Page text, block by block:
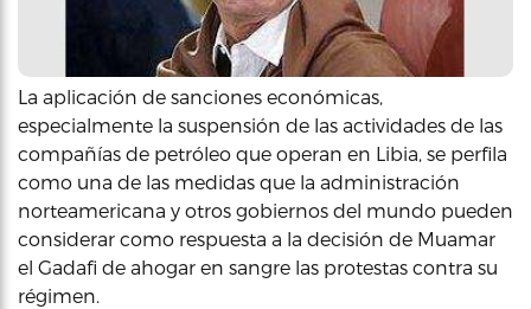
La aplicación de sanciones económicas,
especialmente la suspensión de las actividades de las
compañías de petróleo que operan en Libia, se perfila
como una de las medidas que la administración
norteamericana y otros gobiernos del mundo pueden
considerar como respuesta a la decisión de Muamar
el Gadafi de ahogar en sangre las protestas contra su
régimen.